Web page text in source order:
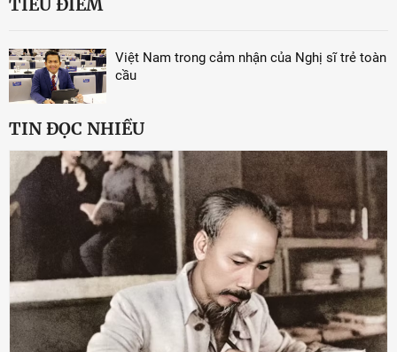
TIÊU ĐIỂM
Việt Nam trong cảm nhận của Nghị sĩ trẻ toàn
cầu
TIN ĐỌC NHIỀU